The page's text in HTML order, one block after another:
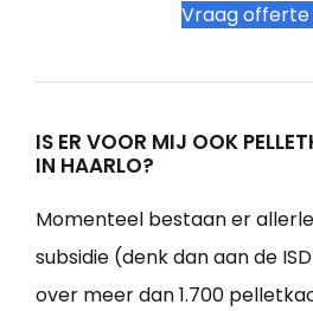
Vraag offerte
IS ER VOOR MIJ OOK
IN HAARLO?
Momenteel bestaan er
subsidie (denk dan aan de
over meer dan 1.700